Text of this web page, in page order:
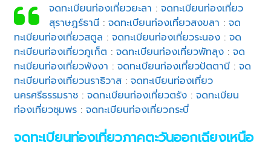
จดทะเบียนท่องเที่ยวยะลา : จดทะเบียนท่องเที่ยว
สุราษฎร์ธานี: จดทะเบียนท่องเที่ยวสงขลา : จด
ทะเบียนท่องเที่ยวสตูล :จดทะเบียนท่องเที่ยวระนอง :จด
ทะเบียนท่องเที่ยวภูเก็ต :จดทะเบียนท่องเที่ยวพัทลุง :จด
ทะเบียนท่องเที่ยวพังงา :จดทะเบียนท่องเที่ยวปัตตานี :จด
ทะเบียนท่องเที่ยวนราธิวาส :จดทะเบียนท่องเที่ยว
นครศรีธรรมราช :จดทะเบียนท่องเที่ยวตรัง :จดทะเบียน
ท่องเที่ยวชุมพร :จดทะเบียนท่องเที่ยวกระบี่
จดทะเบียนท่องเที่ยวภาคตะวันออกเฉียงเหนือ